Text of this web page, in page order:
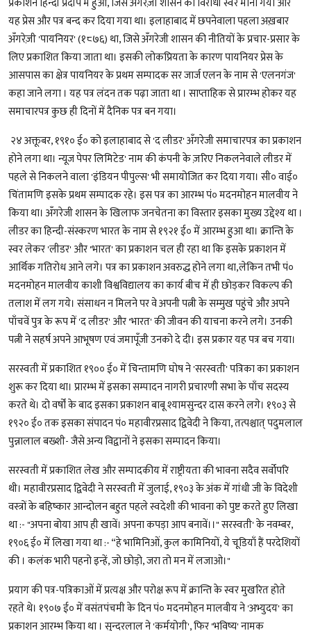
यह प्रेस और पत्र बन्द कर दिया गया था। इलाहाबाद में छपनेवाला पहला अख़बार
अँगरेज़ी 'पायनियर' (१८७६) था, जिसे अँगरेजी शासन की नीतियों के प्रचार-प्रसार के
लिए प्रकाशित किया जाता था। इसकी लोकप्रियता के कारण पायनियर प्रेस के
आसपास का क्षेत्र पायनियर के प्रथम सम्पादक सर जार्ज एलन के नाम से 'एलनगंज'
कहा जाने लगा । यह पत्र लंदन तक पढ़ा जाता था । साप्ताहिक से प्रारम्भ होकर यह
समाचारपत्र कुछ ही दिनों में दैनिक पत्र बन गया।
२४ अक्तूबर, १९१० ई० को इलाहाबाद से 'द लीडर' अँगरेजी समाचारपत्र का प्रकाशन
होने लगा था। न्यूज पेपर लिमिटेड' नाम की कंपनी के ज़रिए निकलनेवाले लीडर में
पहले से निकलने वाला 'इंडियन पीपुल्स' भी समायोजित कर दिया गया। सी० वाई०
चिंतामणि इसके प्रथम सम्पादक रहे। इस पत्र का आरम्भ पं० मदनमोहन मालवीय ने
किया था। अँगरेजी शासन के खिलाफ जनचेतना का विस्तार इसका मुख्य उद्देश्य था ।
लीडर का हिन्दी-संस्करण भारत के नाम से १९२१ ई० में आरम्भ हुआ था। क्रान्ति के
स्वर लेकर 'लीडर' और 'भारत' का प्रकाशन चल ही रहा था कि इसके प्रकाशन में
आर्थिक गतिरोध आने लगे। पत्र का प्रकाशन अवरुद्ध होने लगा था,लेकिन तभी पं०
मदनमोहन मालवीय काशी विश्वविद्यालय का कार्य बीच में ही छोड़कर विकल्प की
तलाश में लग गये। संसाधन न मिलने पर वे अपनी पत्नी के सम्मुख पहुंचे और अपने
पाँचवें पुत्र के रूप में 'द लीडर' और 'भारत' की जीवन की याचना करने लगे। उनकी
पत्नी ने सहर्ष अपने आभूषण एवं जमापूँजी उनको दे दी। इस प्रकार यह पत्र बच गया।
सरस्वती में प्रकाशित १९०० ई० में चिन्तामणि घोष ने 'सरस्वती' पत्रिका का प्रकाशन
शुरू कर दिया था। प्रारम्भ में इसका सम्पादन नागरी प्रचारणी सभा के पाँच सदस्य
करते थे। दो वर्षों के बाद इसका प्रकाशन बाबू श्यामसुन्दर दास करने लगे। १९०३ से
१९२० ई० तक इसका संपादन पं० महावीरप्रसाद द्विवेदी ने किया, तत्पश्चात् पदुमलाल
पुन्नालाल बख्शी- जैसे अन्य विद्वानों ने इसका सम्पादन किया।
सरस्वती में प्रकाशित लेख और सम्पादकीय में राष्ट्रीयता की भावना सदैव सर्वोपरि
थी। महावीरप्रसाद द्विवेदी ने सरस्वती में जुलाई, १९०३ के अंक में गांधी जी के विदेशी
वस्त्रों के बहिष्कार आन्दोलन बहुत पहले स्वदेशी की भावना को पुष्ट करते हुए लिखा
था :- "अपना बोया आप ही खावें। अपना कपड़ा आप बनावें।।" सरस्वती' के नवम्बर,
१९०६ ई० में लिखा गया था :- “हे भामिनिओं, कुल कामिनियों, ये चूडियाँ हैं परदेशियों
की । कलंक भारी पहनो इन्हें, जो छोड़ो, जरा तो मन में लजाओ।"
प्रयाग की पत्र-पत्रिकाओं में प्रत्यक्ष और परोक्ष रूप में क्रान्ति के स्वर मुखरित होते
रहते थे। १९०७ ई० में वसंतपंचमी के दिन पं० मदनमोहन मालवीय ने 'अभ्युदय' का
प्रकाशन आरम्भ किया था । सुन्दरलाल ने 'कर्मयोगी', फिर 'भविष्य' नामक